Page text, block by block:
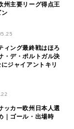
州主要リーグ得点王
ン
ィング最終戦はほろ
デ・ポルトガル決
ジャイアントキリ
ッカー欧州日本人選
｜ゴール・出場時